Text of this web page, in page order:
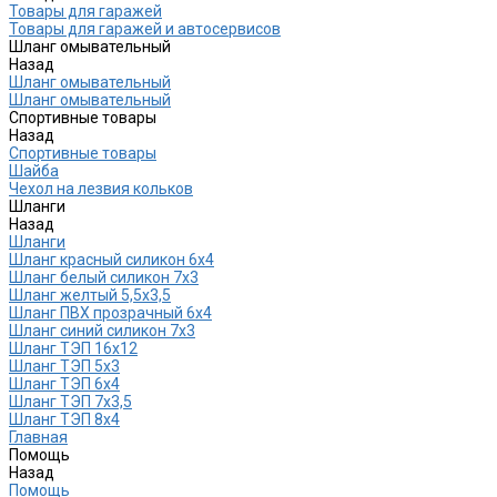
Товары для гаражей
Товары для гаражей и автосервисов
Шланг омывательный
Назад
Шланг омывательный
Шланг омывательный
Спортивные товары
Назад
Спортивные товары
Шайба
Чехол на лезвия кольков
Шланги
Назад
Шланги
Шланг красный силикон 6х4
Шланг белый силикон 7х3
Шланг желтый 5,5х3,5
Шланг ПВХ прозрачный 6х4
Шланг синий силикон 7х3
Шланг ТЭП 16х12
Шланг ТЭП 5х3
Шланг ТЭП 6х4
Шланг ТЭП 7х3,5
Шланг ТЭП 8х4
Главная
Помощь
Назад
Помощь